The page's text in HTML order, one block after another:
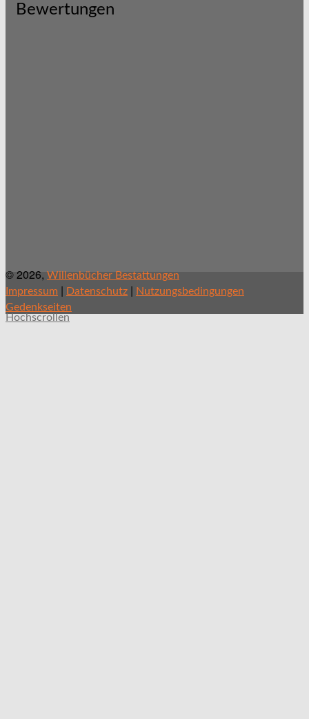
Bewertungen
© 2026, Willenbücher Bestattungen
Impressum | Datenschutz | Nutzungsbedingungen
Gedenkseiten
Hochscrollen